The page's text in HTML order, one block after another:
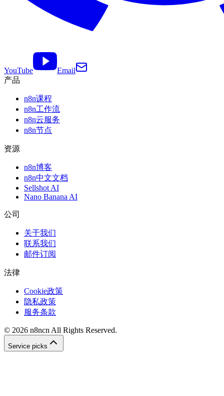
YouTube
Email
产品
n8n课程
n8n工作流
n8n云服务
n8n节点
资源
n8n博客
n8n中文文档
Sellshot AI
Nano Banana AI
公司
关于我们
联系我们
邮件订阅
法律
Cookie政策
隐私政策
服务条款
© 2026 n8ncn All Rights Reserved.
Service picks